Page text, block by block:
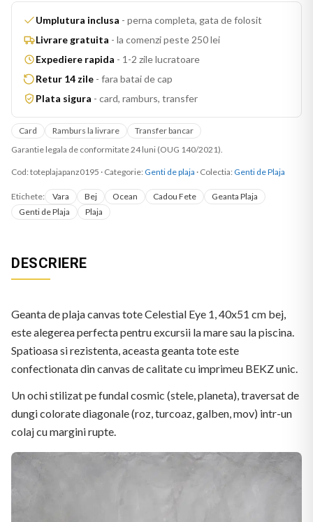
Umplutura inclusa - perna completa, gata de folosit
Livrare gratuita - la comenzi peste 250 lei
Expediere rapida - 1-2 zile lucratoare
Retur 14 zile - fara batai de cap
Plata sigura - card, ramburs, transfer
Card Ramburs la livrare
Transfer bancar
Garantie legala de conformitate 24 luni (OUG 140/2021).
Cod: toteplajapanz0195 · Categorie: Genti de plaja · Colectia: Genti de Plaja
Etichete: Vara Bej Ocean Cadou Fete
Geanta Plaja
Genti de Plaja
Plaja
DESCRIERE
Geanta de plaja canvas tote Celestial Eye 1, 40x51 cm bej,
este alegerea perfecta pentru excursii la mare sau la piscina.
Spatioasa si rezistenta, aceasta geanta tote este
confectionata din canvas de calitate cu imprimeu BEKZ unic.
Un ochi stilizat pe fundal cosmic (stele, planeta), traversat de
dungi colorate diagonale (roz, turcoaz, galben, mov) intr-un
colaj cu margini rupte.